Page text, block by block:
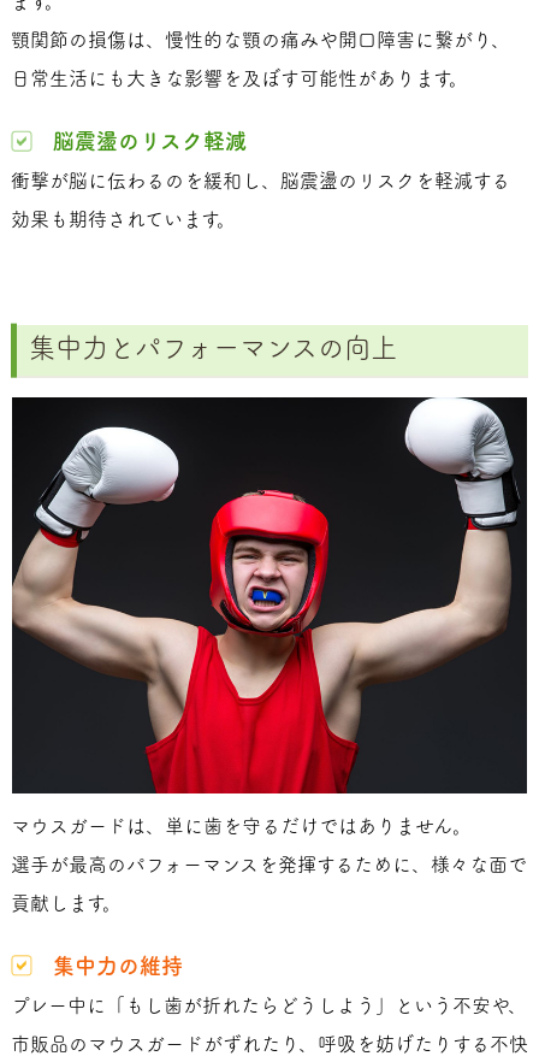
顎関節の損傷は、慢性的な顎の痛みや開口障害に繋がり、
日常生活にも大きな影響を及ぼす可能性があります。
脳震盪のリスク軽減
衝撃が脳に伝わるのを緩和し、脳震盪のリスクを軽減する
効果も期待されています。
集中力とパフォーマンスの向上
マウスガードは、単に歯を守るだけではありません。
選手が最高のパフォーマンスを発揮するために、様々な面で
貢献します。
集中力の維持
プレー中に「もし歯が折れたらどうしよう」という不安や、
市販品のマウスガードがずれたり、呼吸を妨げたりする不快